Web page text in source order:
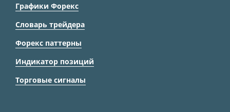
Графики Форекс
Словарь трейдера
Форекс паттерны
Индикатор позиций
Торговые сигналы